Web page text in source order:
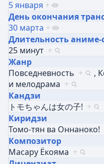
5 января +
День окончания
30 марта +
Длительность аниме-
25 минут +
Жанр
Повседневность + ,
и мелодрама +
Кандзи
トモちゃんは女の子! +
Киридзи
Томо-тян ва Оннаноко!
Композитор
Масару Ёкояма +